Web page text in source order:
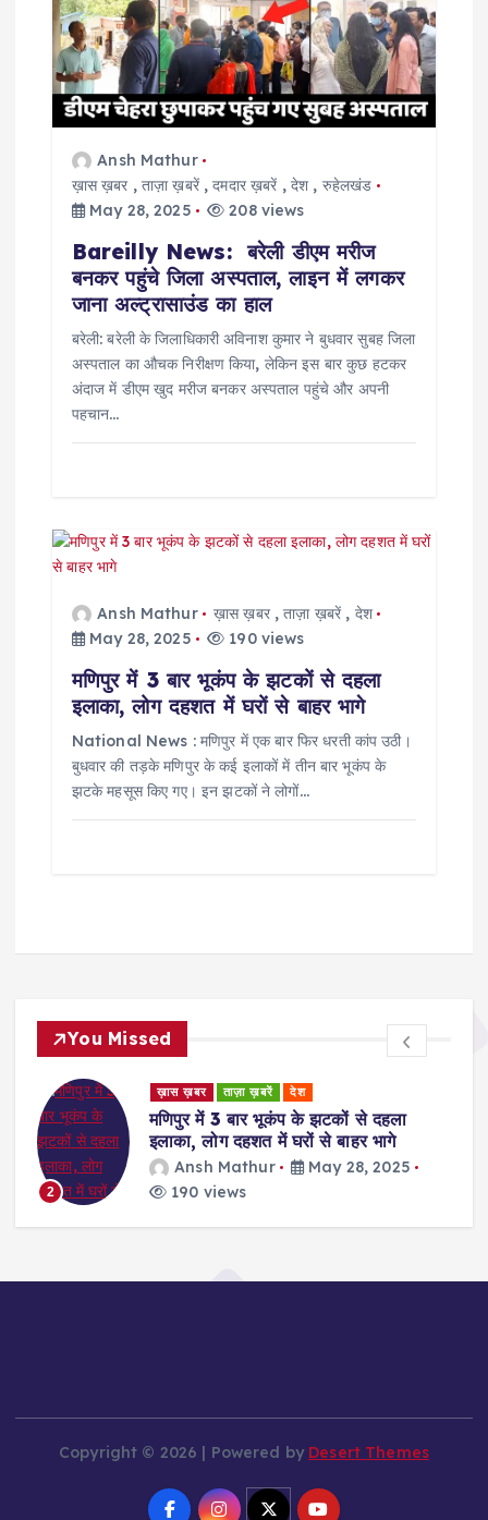
g
a
t
Ansh Mathur
ख़ास ख़बर ,ताज़ा ख़बरें,दमदार ख़बरें , देश , रुहेलखंड
May 28, 2025
208 views
Bareilly News: बरेली डीएम मरीज
बनकर पहुंचे जिला अस्पताल, लाइन में लगकर
जाना अल्ट्रासाउंड का हाल
बरेली: बरेली के जिलाधिकारी अविनाश कुमार ने बुधवार सुबह जिला
अस्पताल का औचक निरीक्षण किया, लेकिन इस बार कुछ हटकर
अंदाज में डीएम खुद मरीज बनकर अस्पताल पहुंचे और अपनी
पहचान…
Ansh Mathur ख़ास ख़बर,ताज़ा ख़बरें , देश
May 28, 2025
190 views
मणिपुर में 3 बार भूकंप के झटकों से दहला
इलाका, लोग दहशत में घरों से बाहर भागे
National News : मणिपुर में एक बार फिर धरती कांप उठी।
बुधवार की तड़के मणिपुर के कई इलाकों में तीन बार भूकंप के
झटके महसूस किए गए। इन झटकों ने लोगों…
You Missed
2
ख़ास ख़बर ताज़ा ख़बरें देश
मणिपुर में 3 बार भूकंप के झटकों से दहला
इलाका, लोग दहशत में घरों से बाहर भागे
Ansh Mathur
May 28, 2025
190 views
Copyright © 2026 | Powered by Desert Themes